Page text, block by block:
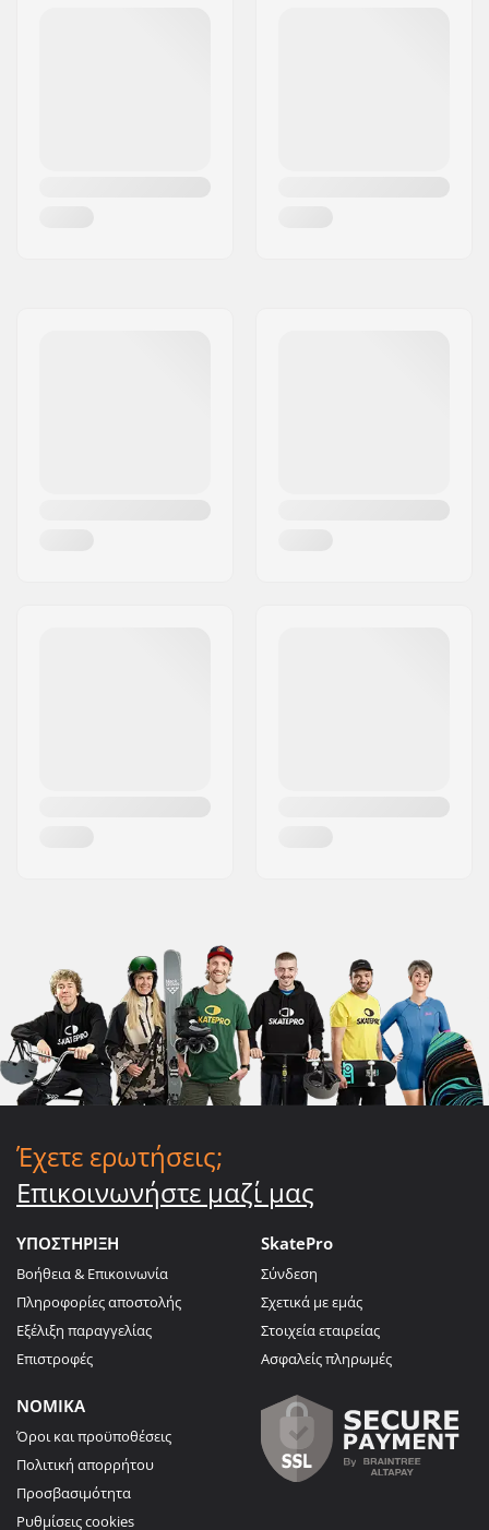
Έχετε ερωτήσεις;
Επικοινωνήστε μαζί μας
ΥΠΟΣΤΗΡΙΞΗ
Βοήθεια & Επικοινωνία
Πληροφορίες αποστολής
Εξέλιξη παραγγελίας
Επιστροφές
SkatePro
Σύνδεση
Σχετικά με εμάς
Στοιχεία εταιρείας
Ασφαλείς πληρωμές
ΝΟΜΙΚΑ
Όροι και προϋποθέσεις
Πολιτική απορρήτου
Προσβασιμότητα
Ρυθμίσεις cookies